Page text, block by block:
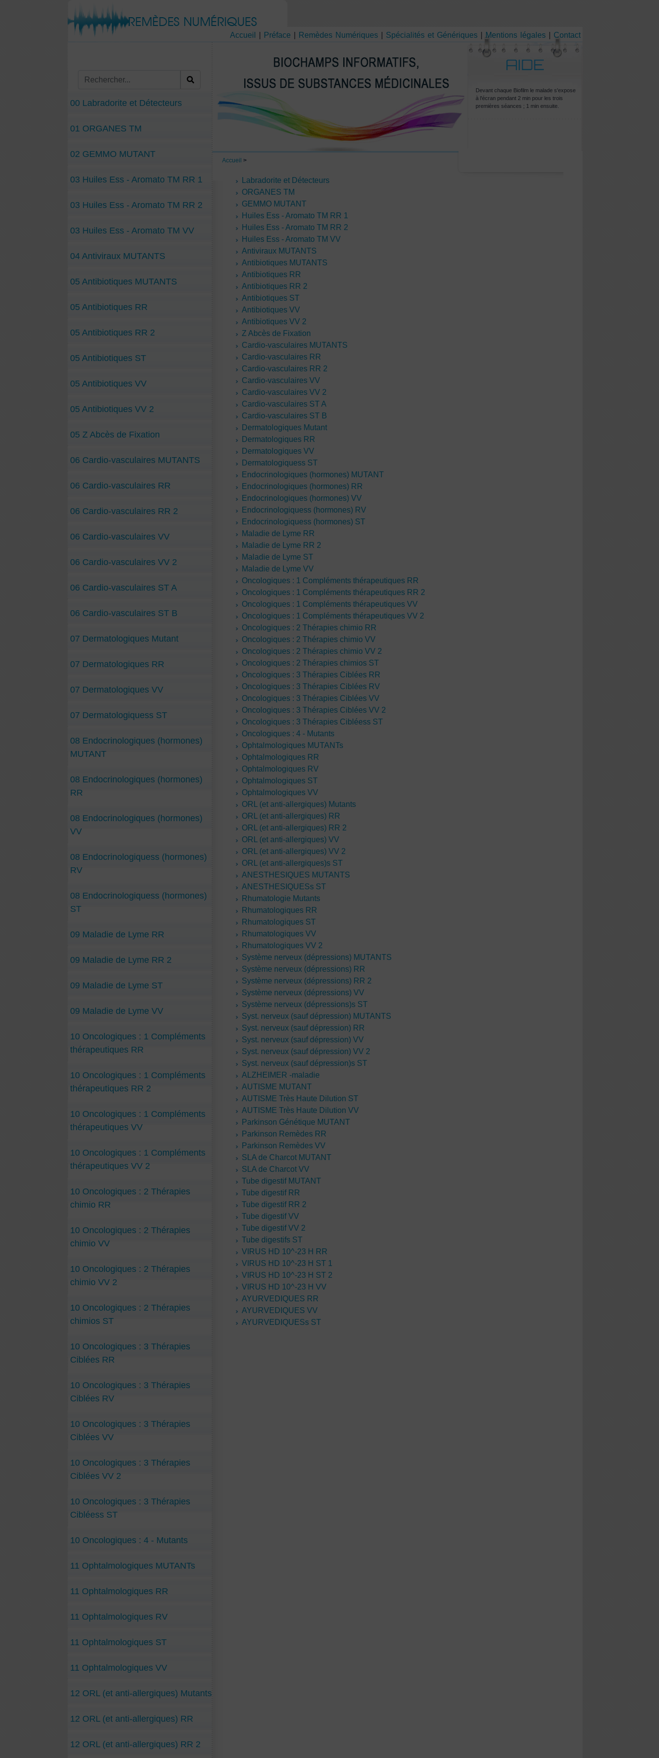
Accueil Préface Remèdes Numériques Spécialités et Génériques Mentions légales Contact
Devant chaque Biofilm le malade s'expose
à l'écran pendant 2 min pour les trois
premières séances ; 1 min ensuite.
Accueil >
Labradorite et Détecteurs
ORGANES TM
GEMMO MUTANT
Huiles Ess - Aromato TM RR 1
Huiles Ess - Aromato TM RR 2
Huiles Ess - Aromato TM VV
Antiviraux MUTANTS
Antibiotiques MUTANTS
Antibiotiques RR
Antibiotiques RR 2
Antibiotiques ST
Antibiotiques VV
Antibiotiques VV 2
Z Abcès de Fixation
Cardio-vasculaires MUTANTS
Cardio-vasculaires RR
Cardio-vasculaires RR 2
Cardio-vasculaires VV
Cardio-vasculaires VV 2
Cardio-vasculaires ST A
Cardio-vasculaires ST B
Dermatologiques Mutant
Dermatologiques RR
Dermatologiques VV
Dermatologiquess ST
Endocrinologiques (hormones) MUTANT
Endocrinologiques (hormones) RR
Endocrinologiques (hormones) VV
Endocrinologiquess (hormones) RV
Endocrinologiquess (hormones) ST
Maladie de Lyme RR
Maladie de Lyme RR 2
Maladie de Lyme ST
Maladie de Lyme VV
Oncologiques : 1 Compléments thérapeutiques RR
Oncologiques : 1 Compléments thérapeutiques RR 2
Oncologiques : 1 Compléments thérapeutiques VV
Oncologiques : 1 Compléments thérapeutiques VV 2
Oncologiques : 2 Thérapies chimio RR
Oncologiques : 2 Thérapies chimio VV
Oncologiques : 2 Thérapies chimio VV 2
Oncologiques : 2 Thérapies chimios ST
Oncologiques : 3 Thérapies Ciblées RR
Oncologiques : 3 Thérapies Ciblées RV
Oncologiques : 3 Thérapies Ciblées VV
Oncologiques : 3 Thérapies Ciblées VV 2
Oncologiques : 3 Thérapies Cibléess ST
Oncologiques : 4 - Mutants
Ophtalmologiques MUTANTs
Ophtalmologiques RR
Ophtalmologiques RV
Ophtalmologiques ST
Ophtalmologiques VV
ORL (et anti-allergiques) Mutants
ORL (et anti-allergiques) RR
ORL (et anti-allergiques) RR 2
ORL (et anti-allergiques) VV
ORL (et anti-allergiques) VV 2
ORL (et anti-allergiques)s ST
ANESTHESIQUES MUTANTS
ANESTHESIQUESs ST
Rhumatologie Mutants
Rhumatologiques RR
Rhumatologiques ST
Rhumatologiques VV
Rhumatologiques VV 2
Système nerveux (dépressions) MUTANTS
Système nerveux (dépressions) RR
Système nerveux (dépressions) RR 2
Système nerveux (dépressions) VV
Système nerveux (dépressions)s ST
Syst. nerveux (sauf dépression) MUTANTS
Syst. nerveux (sauf dépression) RR
Syst. nerveux (sauf dépression) VV
Syst. nerveux (sauf dépression) VV 2
Syst. nerveux (sauf dépression)s ST
ALZHEIMER -maladie
AUTISME MUTANT
AUTISME Très Haute Dilution ST
AUTISME Très Haute Dilution VV
Parkinson Génétique MUTANT
Parkinson Remèdes RR
Parkinson Remèdes VV
SLA de Charcot MUTANT
SLA de Charcot VV
Tube digestif MUTANT
Tube digestif RR
Tube digestif RR 2
Tube digestif VV
Tube digestif VV 2
Tube digestifs ST
VIRUS HD 10^-23 H RR
VIRUS HD 10^-23 H ST 1
VIRUS HD 10^-23 H ST 2
VIRUS HD 10^-23 H VV
AYURVEDIQUES RR
AYURVEDIQUES VV
AYURVEDIQUESs ST
00 Labradorite et Détecteurs
01 ORGANES TM
02 GEMMO MUTANT
03 Huiles Ess - Aromato TM RR 1
03 Huiles Ess - Aromato TM RR 2
03 Huiles Ess - Aromato TM VV
04 Antiviraux MUTANTS
05 Antibiotiques MUTANTS
05 Antibiotiques RR
05 Antibiotiques RR 2
05 Antibiotiques ST
05 Antibiotiques VV
05 Antibiotiques VV 2
05 Z Abcès de Fixation
06 Cardio-vasculaires MUTANTS
06 Cardio-vasculaires RR
06 Cardio-vasculaires RR 2
06 Cardio-vasculaires VV
06 Cardio-vasculaires VV 2
06 Cardio-vasculaires ST A
06 Cardio-vasculaires ST B
07 Dermatologiques Mutant
07 Dermatologiques RR
07 Dermatologiques VV
07 Dermatologiquess ST
08 Endocrinologiques (hormones)
MUTANT
08 Endocrinologiques (hormones)
RR
08 Endocrinologiques (hormones)
VV
08 Endocrinologiquess (hormones)
RV
08 Endocrinologiquess (hormones)
ST
09 Maladie de Lyme RR
09 Maladie de Lyme RR 2
09 Maladie de Lyme ST
09 Maladie de Lyme VV
10 Oncologiques : 1 Compléments
thérapeutiques RR
10 Oncologiques : 1 Compléments
thérapeutiques RR 2
10 Oncologiques : 1 Compléments
thérapeutiques VV
10 Oncologiques : 1 Compléments
thérapeutiques VV 2
10 Oncologiques : 2 Thérapies
chimio RR
10 Oncologiques : 2 Thérapies
chimio VV
10 Oncologiques : 2 Thérapies
chimio VV 2
10 Oncologiques : 2 Thérapies
chimios ST
10 Oncologiques : 3 Thérapies
Ciblées RR
10 Oncologiques : 3 Thérapies
Ciblées RV
10 Oncologiques : 3 Thérapies
Ciblées VV
10 Oncologiques : 3 Thérapies
Ciblées VV 2
10 Oncologiques : 3 Thérapies
Cibléess ST
10 Oncologiques : 4 - Mutants
11 Ophtalmologiques MUTANTs
11 Ophtalmologiques RR
11 Ophtalmologiques RV
11 Ophtalmologiques ST
11 Ophtalmologiques VV
12 ORL (et anti-allergiques) Mutants
12 ORL (et anti-allergiques) RR
12 ORL (et anti-allergiques) RR 2